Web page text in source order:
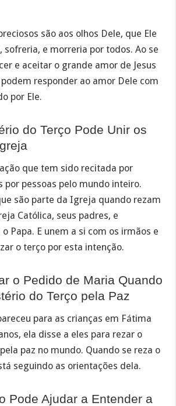
são aos olhos Dele, que Ele
sofreria, e morreria por todos. Ao se
e aceitar o grande amor de Jesus
responder ao amor Dele com
por Ele.
do Terço Pode Unir os
que tem sido recitada por
por pessoas pelo mundo inteiro.
são parte da Igreja quando rezam
Católica, seus padres, e
Papa. E unem a si com os irmãos e
o terço por esta intenção.
o Pedido de Maria Quando
do Terço pela Paz
para as crianças em Fátima
ela disse a eles para rezar o
paz no mundo. Quando se reza o
seguindo as orientações dela.
Pode Ajudar a Entender a